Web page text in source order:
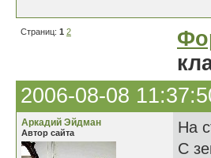
Страниц: 1 2
2006-08-08
Аркадий Эйдман
Автор сайта
На
С